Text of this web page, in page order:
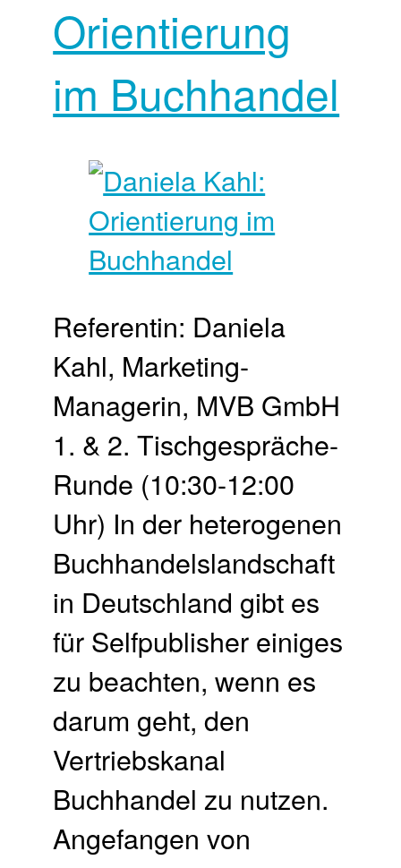
Orientierung
im Buchhandel
Referentin: Daniela
Kahl, Marketing-
Managerin, MVB GmbH
1. & 2. Tischgespräche-
Runde (10:30-12:00
Uhr) In der heterogenen
Buchhandelslandschaft
in Deutschland gibt es
für Selfpublisher einiges
zu beachten, wenn es
darum geht, den
Vertriebskanal
Buchhandel zu nutzen.
Angefangen von